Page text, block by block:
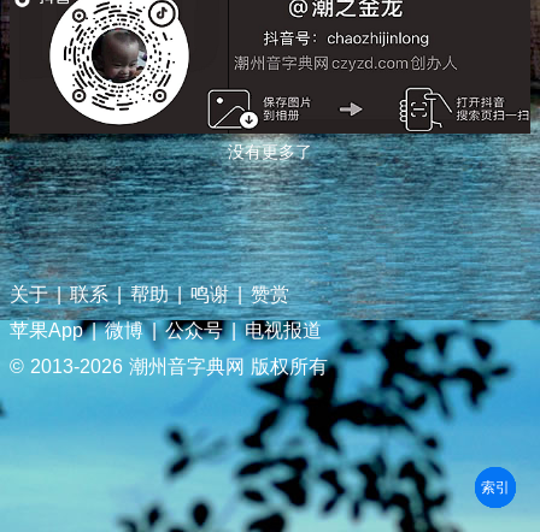
没有更多了
关于 | 联系 | 帮助 | 鸣谢 | 赞赏
苹果App | 微博 | 公众号 | 电视报道
© 2013-2026 潮州音字典网 版权所有
部首
笔划
拼音
潮拼